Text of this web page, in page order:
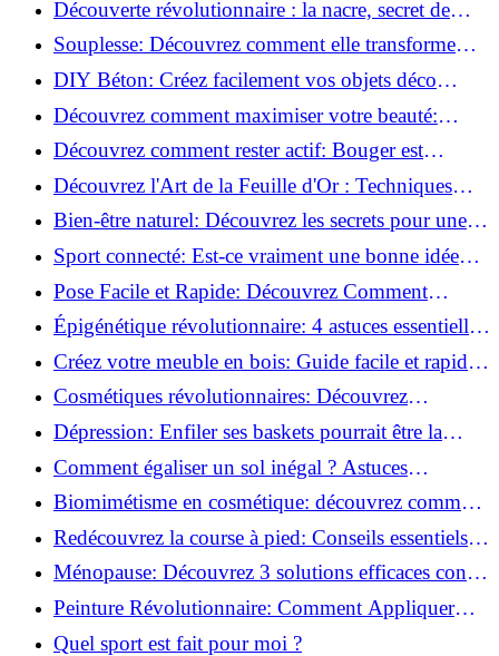
Découverte révolutionnaire : la nacre, secret de
régénération inouï !
Souplesse: Découvrez comment elle transforme
votre performance sportive!
DIY Béton: Créez facilement vos objets déco
tendance!
Découvrez comment maximiser votre beauté:
Astuces et secrets révélés!
Découvrez comment rester actif: Bouger est
toujours possible!
Découvrez l'Art de la Feuille d'Or : Techniques
Incontournables pour Réussir!
Bien-être naturel: Découvrez les secrets pour une
vie saine!
Sport connecté: Est-ce vraiment une bonne idée
pour vous?
Pose Facile et Rapide: Découvrez Comment
Monter des Carreaux de Béton Cellulaire!
Épigénétique révolutionnaire: 4 astuces essentielles
pour transformer votre bien-être!
Créez votre meuble en bois: Guide facile et rapide
pour débutants!
Cosmétiques révolutionnaires: Découvrez
comment les fermes verticales transforment la
beauté!
Dépression: Enfiler ses baskets pourrait être la
solution!
Comment égaliser un sol inégal ? Astuces
infaillibles pour réussir !
Biomimétisme en cosmétique: découvrez comment
la nature inspire l'avenir des soins beauté!
Redécouvrez la course à pied: Conseils essentiels
pour reprendre!
Ménopause: Découvrez 3 solutions efficaces contre
les bouffées de chaleur!
Peinture Révolutionnaire: Comment Appliquer
Deux Couleurs Sur Une Porte!
Quel sport est fait pour moi ?